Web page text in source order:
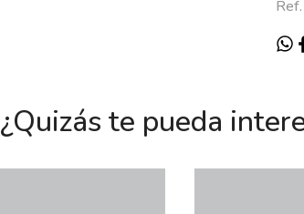
¿Quizás te pueda